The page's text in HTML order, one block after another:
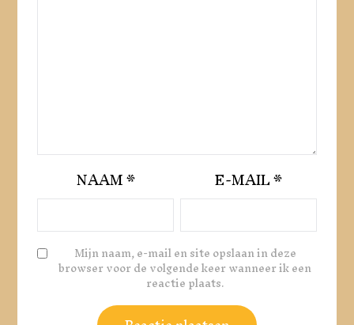
NAAM* E-MAIL*
Mijn naam, e-mail en site opslaan in deze
browser voor de volgende keer wanneer ik een
reactie plaats.